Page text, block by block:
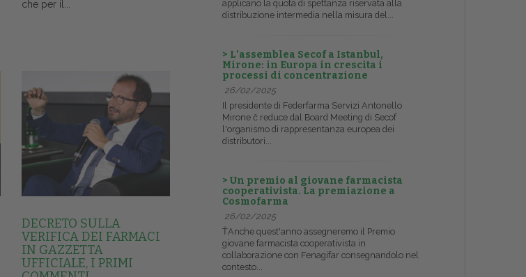
che per il...
DECRETO SULLA
VERIFICA DEI FARMACI
IN GAZZETTA
UFFICIALE, I PRIMI
applicano la quota di spettanza riservata alla
distribuzione intermedia nella misura del...
> L’assemblea Secof a Istanbul,
Mirone: in Europa in crescita i
processi di concentrazione
26/02/2025
Il presidente di Federfarma Servizi Antonello
Mirone č reduce dal Board Meeting di Secof
l'organismo di rappresentanza europea dei
distributori...
> Un premio al giovane farmacista
cooperativista. La premiazione a
Cosmofarma
26/02/2025
ŤAnche quest'anno assegneremo il Premio
giovane farmacista cooperativista in
collaborazione con Fenagifar consegnandolo nel
contesto...